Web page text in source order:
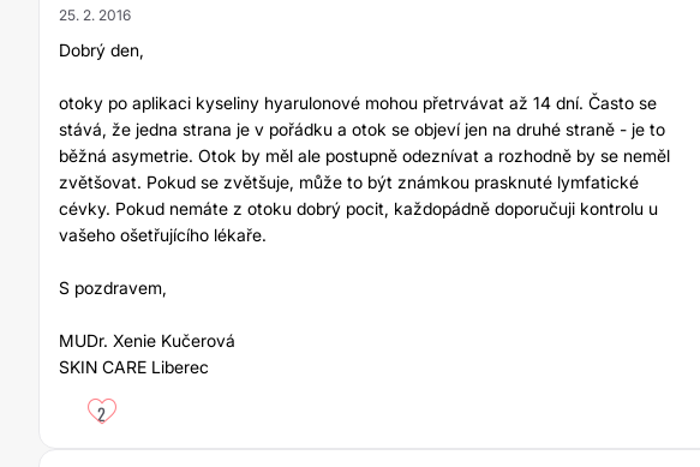
25. 2. 2016
Dobrý den,
otoky po aplikaci kyseliny hyarulonové mohou přetrvávat až 14 dní. Často se
stává, že jedna strana je v pořádku a otok se objeví jen na druhé straně - je to
běžná asymetrie. Otok by měl ale postupně odeznívat a rozhodně by se neměl
zvětšovat. Pokud se zvětšuje, může to být známkou prasknuté lymfatické
cévky. Pokud nemáte z otoku dobrý pocit, každopádně doporučuji kontrolu u
vašeho ošetřujícího lékaře.
S pozdravem,
MUDr. Xenie Kučerová
SKIN CARE Liberec
2